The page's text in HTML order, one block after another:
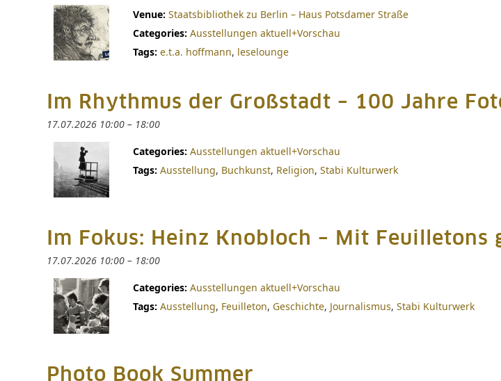
Venue: Staatsbibliothek zu Berlin – Haus Potsdamer Straße
Categories: Ausstellungen aktuell+Vorschau
Tags: e.t.a. hoffmann, leselounge
Im Rhythmus der Großstadt – 100 Jahre
17.07.2026 10:00 – 18:00
Categories: Ausstellungen aktuell+Vorschau
Tags: Ausstellung, Buchkunst, Religion, Stabi Kulturwerk
Im Fokus: Heinz Knobloch – Mit Feuilletons
17.07.2026 10:00 – 18:00
Categories: Ausstellungen aktuell+Vorschau
Tags: Ausstellung, Feuilleton, Geschichte, Journalismus, Stabi Kulturwerk
Photo Book Summer